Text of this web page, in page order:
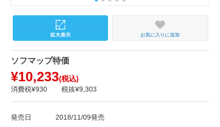
お気に入りに追加
ソフマップ特価
¥10,233(税込)
消費税¥930 税抜¥9,303
発売日 2018/11/09発売